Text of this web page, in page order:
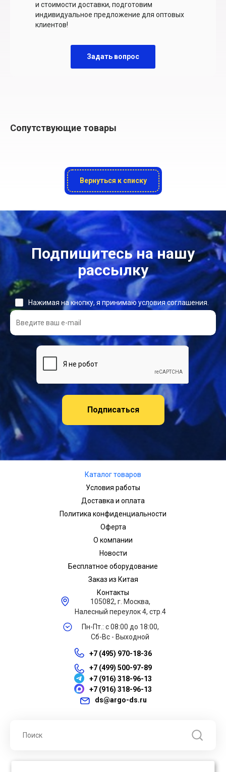
и стоимости доставки, подготовим
индивидуальное предложение для оптовых
клиентов!
Задать вопрос
Сопутствующие товары
Вернуться к списку
Подпишитесь на нашу
рассылку
Подписаться
Нажимая на кнопку, я принимаю условия соглашения.
Каталог товаров
Условия работы
Доставка и оплата
Политика конфиденциальности
Оферта
О компании
Новости
Бесплатное оборудование
Заказ из Китая
Контакты
105082, г. Москва,
Налесный переулок 4, стр.4
Пн-Пт.: с 08:00 до 18:00,
Сб-Вс - Выходной
+7 (495) 970-18-36
+7 (499) 500-97-89
+7 (916) 318-96-13
+7 (916) 318-96-13
ds@argo-ds.ru